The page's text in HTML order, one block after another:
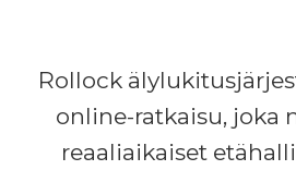
Rollock
online-ratkaisu, joka
reaaliaikaiset